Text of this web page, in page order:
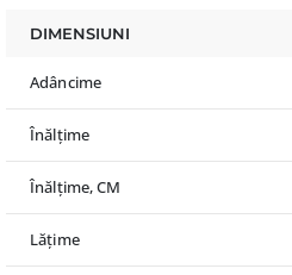
DIMENSIUNI
Adâncime
Înălțime
Înălțime, CM
Lățime